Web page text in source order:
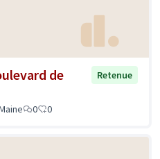
de
Retenue
0 0